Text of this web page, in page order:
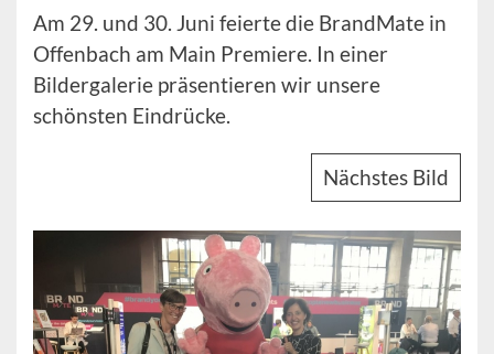
Am 29. und 30. Juni feierte die BrandMate in
Offenbach am Main Premiere. In einer
Bildergalerie präsentieren wir unsere
schönsten Eindrücke.
Nächstes Bild